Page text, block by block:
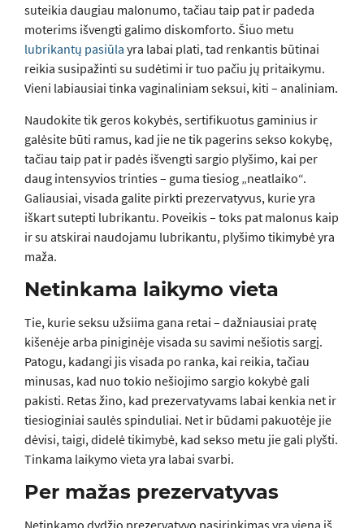
suteikia daugiau malonumo, tačiau taip pat ir padeda
moterims išvengti galimo diskomforto. Šiuo metu
lubrikantų pasiūla yra labai plati, tad renkantis būtinai
reikia susipažinti su sudėtimi ir tuo pačiu jų pritaikymu.
Vieni labiausiai tinka vaginaliniam seksui, kiti – analiniam.
Naudokite tik geros kokybės, sertifikuotus gaminius ir
galėsite būti ramus, kad jie ne tik pagerins sekso kokybę,
tačiau taip pat ir padės išvengti sargio plyšimo, kai per
daug intensyvios trinties – guma tiesiog „neatlaiko“.
Galiausiai, visada galite pirkti prezervatyvus, kurie yra
iškart sutepti lubrikantu. Poveikis – toks pat malonus kaip
ir su atskirai naudojamu lubrikantu, plyšimo tikimybė yra
maža.
Netinkama laikymo vieta
Tie, kurie seksu užsiima gana retai – dažniausiai pratę
kišenėje arba piniginėje visada su savimi nešiotis sargį.
Patogu, kadangi jis visada po ranka, kai reikia, tačiau
minusas, kad nuo tokio nešiojimo sargio kokybė gali
pakisti. Retas žino, kad prezervatyvams labai kenkia net ir
tiesioginiai saulės spinduliai. Net ir būdami pakuotėje jie
dėvisi, taigi, didelė tikimybė, kad sekso metu jie gali plyšti.
Tinkama laikymo vieta yra labai svarbi.
Per mažas prezervatyvas